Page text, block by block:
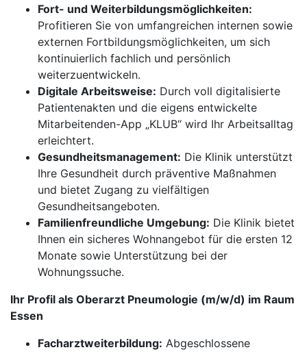
Fort- und Weiterbildungsmöglichkeiten:
Profitieren Sie von umfangreichen internen sowie
externen Fortbildungsmöglichkeiten, um sich
kontinuierlich fachlich und persönlich
weiterzuentwickeln.
Digitale Arbeitsweise: Durch voll digitalisierte
Patientenakten und die eigens entwickelte
Mitarbeitenden-App „KLUB“ wird Ihr Arbeitsalltag
erleichtert.
Gesundheitsmanagement: Die Klinik unterstützt
Ihre Gesundheit durch präventive Maßnahmen
und bietet Zugang zu vielfältigen
Gesundheitsangeboten.
Familienfreundliche Umgebung: Die Klinik bietet
Ihnen ein sicheres Wohnangebot für die ersten 12
Monate sowie Unterstützung bei der
Wohnungssuche.
Ihr Profil als Oberarzt Pneumologie (m/w/d) im Raum
Essen
Facharztweiterbildung: Abgeschlossene